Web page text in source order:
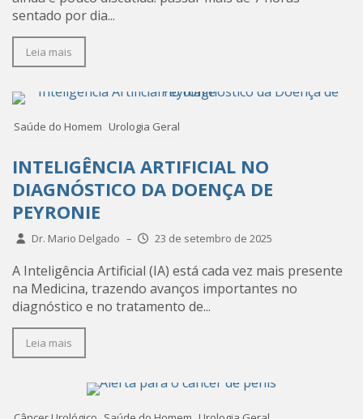
sentado por dia...
Leia mais
Saúde do Homem Urologia Geral
INTELIGÊNCIA ARTIFICIAL NO
DIAGNÓSTICO DA DOENÇA DE
PEYRONIE
Dr. Mario Delgado – 23 de setembro de 2025
A Inteligência Artificial (IA) está cada vez mais presente
na Medicina, trazendo avanços importantes no
diagnóstico e no tratamento de...
Leia mais